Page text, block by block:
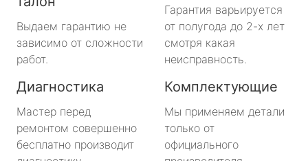
Выдаем гарантию не
зависимо от сложности
работ.
Гарантия варьируется
от полугода до 2-х лет
смотря какая
неисправность.
Диагностика
Мастер перед
ремонтом совершенно
бесплатно производит
Комплектующие
Мы применяем детали
только от
официального